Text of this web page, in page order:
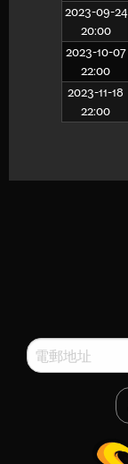
2023-09-24
20:00
2023-10-07
22:00
2023-11-18
22:00